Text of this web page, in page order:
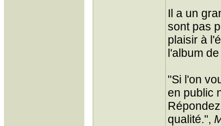
Il a un
sont pas
plaisir à
l'album
"Si l'on
en public
qualité.",